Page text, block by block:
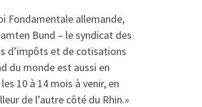
Fondamentale allemande,
Bund – le syndicat des
d’impôts et de cotisations
du monde est aussi en
10 à 14 mois à venir, en
de l’autre côté du Rhin.»